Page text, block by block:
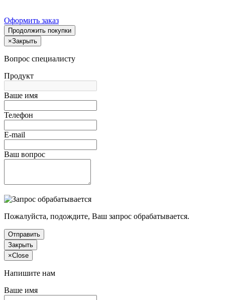
Оформить заказ
Продолжить покупки
×Закрыть
Вопрос специалисту
Продукт
Ваше имя
Телефон
E-mail
Ваш вопрос
Пожалуйста, подождите, Ваш запрос обрабатывается.
Отправить
Закрыть
×Close
Напишите нам
Ваше имя